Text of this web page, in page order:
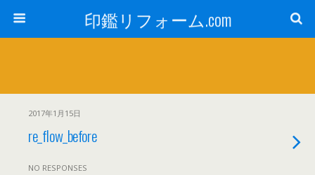
印鑑リフォーム.com
2017年1月15日
re_flow_before
NO RESPONSES